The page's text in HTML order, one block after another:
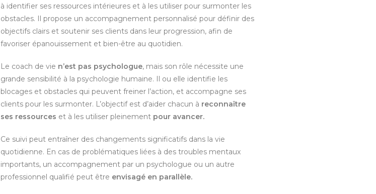
à identifier ses ressources intérieures et à les utiliser pour surmonter les
obstacles. Il propose un accompagnement personnalisé pour définir des
objectifs clairs et soutenir ses clients dans leur progression, afin de
favoriser épanouissement et bien-être au quotidien.
Le coach de vie n’est pas psychologue, mais son rôle nécessite une
grande sensibilité à la psychologie humaine. Il ou elle identifie les
blocages et obstacles qui peuvent freiner l’action, et accompagne ses
clients pour les surmonter. L’objectif est d’aider chacun à reconnaître
ses ressources et à les utiliser pleinement pour avancer.
Ce suivi peut entraîner des changements significatifs dans la vie
quotidienne. En cas de problématiques liées à des troubles mentaux
importants, un accompagnement par un psychologue ou un autre
professionnel qualifié peut être envisagé en parallèle.